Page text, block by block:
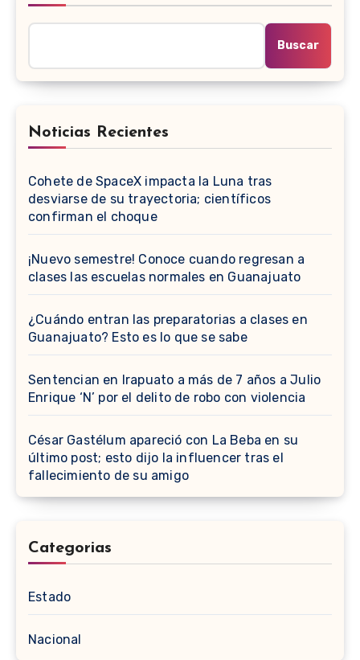
Buscar
Noticias Recientes
Cohete de SpaceX impacta la Luna tras
desviarse de su trayectoria; científicos
confirman el choque
¡Nuevo semestre! Conoce cuando regresan a
clases las escuelas normales en Guanajuato
¿Cuándo entran las preparatorias a clases en
Guanajuato? Esto es lo que se sabe
Sentencian en Irapuato a más de 7 años a Julio
Enrique ‘N’ por el delito de robo con violencia
César Gastélum apareció con La Beba en su
último post; esto dijo la influencer tras el
fallecimiento de su amigo
Categorias
Estado
Nacional